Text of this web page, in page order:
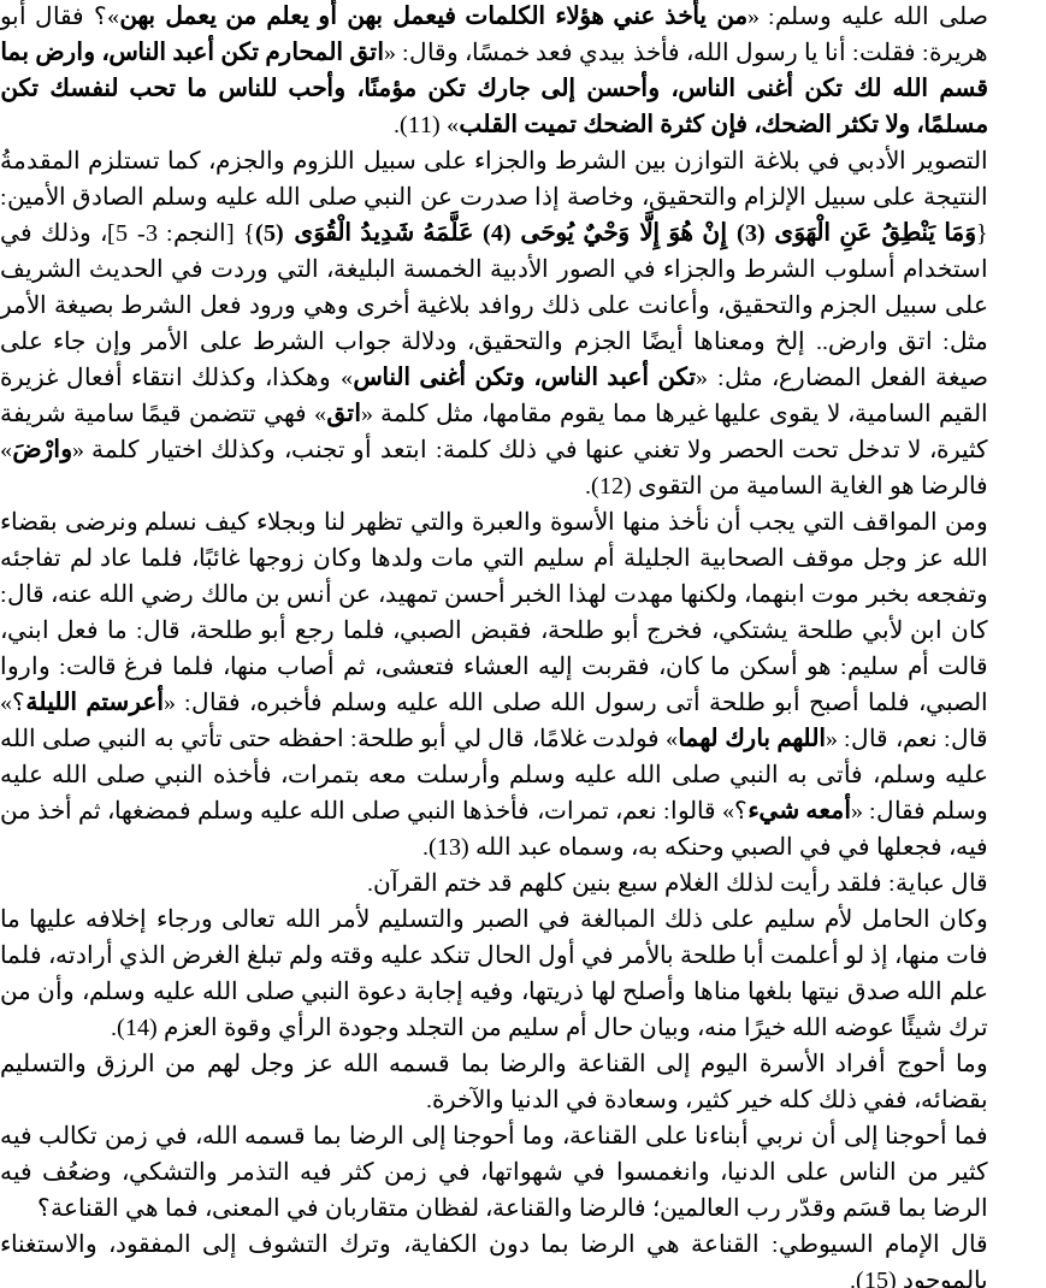
صلى الله عليه وسلم: «من يأخذ عني هؤلاء الكلمات فيعمل بهن أو يعلم من يعمل بهن»؟ فقال أبو
هريرة: فقلت: أنا يا رسول الله، فأخذ بيدي فعد خمسًا، وقال: « اتق المحارم تكن أعبد الناس، وارض بما
قسم الله لك تكن أغنى الناس، وأحسن إلى جارك تكن مؤمنًا، وأحب للناس ما تحب لنفسك تكن
مسلمًا، ولا تكثر الضحك، فإن كثرة الضحك تميت القلب» (11).
التصوير الأدبي في بلاغة التوازن بين الشرط والجزاء على سبيل اللزوم والجزم، كما تستلزم المقدمةُ
النتيجة على سبيل الإلزام والتحقيق، وخاصة إذا صدرت عن النبي صلى الله عليه وسلم الصادق الأمين:
{وَمَا يَنْطِقُ عَنِ الْهَوَى (3) إِنْ هُوَ إِلَّا وَحْيٌ يُوحَى (4) عَلَّمَهُ شَدِيدُ الْقُوَى (5)
} [النجم: 3- 5]، وذلك في
استخدام أسلوب الشرط والجزاء في الصور الأدبية الخمسة البليغة، التي وردت في الحديث الشريف
على سبيل الجزم والتحقيق، وأعانت على ذلك روافد بلاغية أخرى وهي ورود فعل الشرط بصيغة الأمر
مثل: اتق وارض.. إلخ ومعناها أيضًا الجزم والتحقيق، ودلالة جواب الشرط على الأمر وإن جاء على
صيغة الفعل المضارع، مثل: «تكن أعبد الناس، وتكن أغنى الناس» وهكذا، وكذلك انتقاء أفعال غزيرة
القيم السامية، لا يقوى عليها غيرها مما يقوم مقامها، مثل كلمة « اتق» فهي تتضمن قيمًا سامية شريفة
كثيرة، لا تدخل تحت الحصر ولا تغني عنها في ذلك كلمة: ابتعد أو تجنب، وكذلك اختيار كلمة «وارْضَ»
فالرضا هو الغاية السامية من التقوى (12).
ومن المواقف التي يجب أن نأخذ منها الأسوة والعبرة والتي تظهر لنا وبجلاء كيف نسلم ونرضى بقضاء
الله عز وجل موقف الصحابية الجليلة أم سليم التي مات ولدها وكان زوجها غائبًا، فلما عاد لم تفاجئه
وتفجعه بخبر موت ابنهما، ولكنها مهدت لهذا الخبر أحسن تمهيد، عن أنس بن مالك رضي الله عنه، قال:
كان ابن لأبي طلحة يشتكي، فخرج أبو طلحة، فقبض الصبي، فلما رجع أبو طلحة، قال: ما فعل ابني،
قالت أم سليم: هو أسكن ما كان، فقربت إليه العشاء فتعشى، ثم أصاب منها، فلما فرغ قالت: واروا
الصبي، فلما أصبح أبو طلحة أتى رسول الله صلى الله عليه وسلم فأخبره، فقال: « أعرستم الليلة؟»
قال: نعم، قال: « اللهم بارك لهما» فولدت غلامًا، قال لي أبو طلحة: احفظه حتى تأتي به النبي صلى الله
عليه وسلم، فأتى به النبي صلى الله عليه وسلم وأرسلت معه بتمرات، فأخذه النبي صلى الله عليه
وسلم فقال: « أمعه شيء؟» قالوا: نعم، تمرات، فأخذها النبي صلى الله عليه وسلم فمضغها، ثم أخذ من
فيه، فجعلها في في الصبي وحنكه به، وسماه عبد الله (13).
قال عباية: فلقد رأيت لذلك الغلام سبع بنين كلهم قد ختم القرآن.
وكان الحامل لأم سليم على ذلك المبالغة في الصبر والتسليم لأمر الله تعالى ورجاء إخلافه عليها ما
فات منها، إذ لو أعلمت أبا طلحة بالأمر في أول الحال تنكد عليه وقته ولم تبلغ الغرض الذي أرادته، فلما
علم الله صدق نيتها بلغها مناها وأصلح لها ذريتها، وفيه إجابة دعوة النبي صلى الله عليه وسلم، وأن من
ترك شيئًا عوضه الله خيرًا منه، وبيان حال أم سليم من التجلد وجودة الرأي وقوة العزم (14).
وما أحوج أفراد الأسرة اليوم إلى القناعة والرضا بما قسمه الله عز وجل لهم من الرزق والتسليم
بقضائه، ففي ذلك كله خير كثير، وسعادة في الدنيا والآخرة.
فما أحوجنا إلى أن نربي أبناءنا على القناعة، وما أحوجنا إلى الرضا بما قسمه الله، في زمن تكالب فيه
كثير من الناس على الدنيا، وانغمسوا في شهواتها، في زمن كثر فيه التذمر والتشكي، وضعُف فيه
الرضا بما قسَم وقدّر رب العالمين؛ فالرضا والقناعة، لفظان متقاربان في المعنى، فما هي القناعة؟
قال الإمام السيوطي: القناعة هي الرضا بما دون الكفاية، وترك التشوف إلى المفقود، والاستغناء
بالموجود (15).